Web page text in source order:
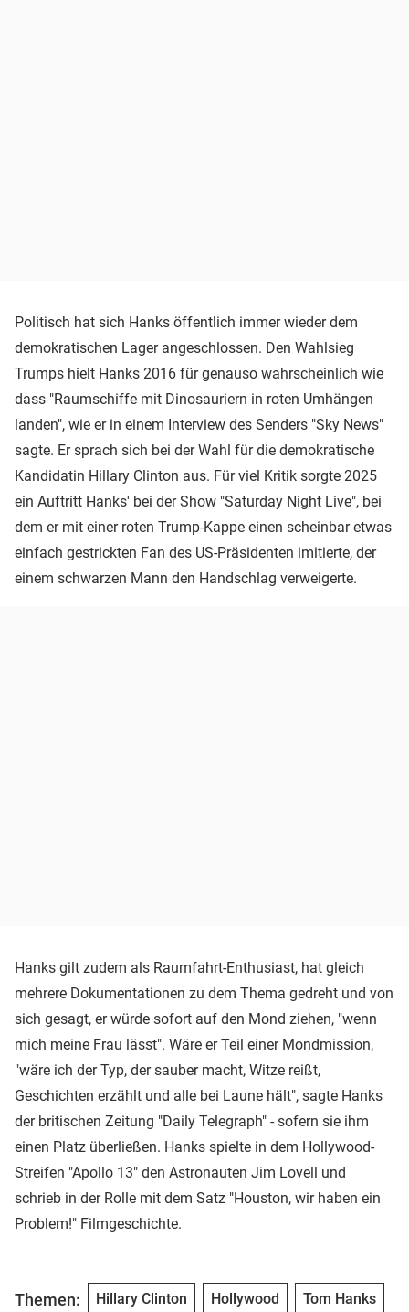
Politisch hat sich Hanks öffentlich immer wieder dem
demokratischen Lager angeschlossen. Den Wahlsieg
Trumps hielt Hanks 2016 für genauso wahrscheinlich wie
dass "Raumschiffe mit Dinosauriern in roten Umhängen
landen", wie er in einem Interview des Senders "Sky News"
sagte. Er sprach sich bei der Wahl für die demokratische
Kandidatin Hillary Clinton aus. Für viel Kritik sorgte 2025
ein Auftritt Hanks' bei der Show "Saturday Night Live", bei
dem er mit einer roten Trump-Kappe einen scheinbar etwas
einfach gestrickten Fan des US-Präsidenten imitierte, der
einem schwarzen Mann den Handschlag verweigerte.
Hanks gilt zudem als Raumfahrt-Enthusiast, hat gleich
mehrere Dokumentationen zu dem Thema gedreht und von
sich gesagt, er würde sofort auf den Mond ziehen, "wenn
mich meine Frau lässt". Wäre er Teil einer Mondmission,
"wäre ich der Typ, der sauber macht, Witze reißt,
Geschichten erzählt und alle bei Laune hält", sagte Hanks
der britischen Zeitung "Daily Telegraph" - sofern sie ihm
einen Platz überließen. Hanks spielte in dem Hollywood-
Streifen "Apollo 13" den Astronauten Jim Lovell und
schrieb in der Rolle mit dem Satz "Houston, wir haben ein
Problem!" Filmgeschichte.
Themen: Hillary Clinton Hollywood Tom Hanks